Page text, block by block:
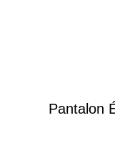
Pantalon